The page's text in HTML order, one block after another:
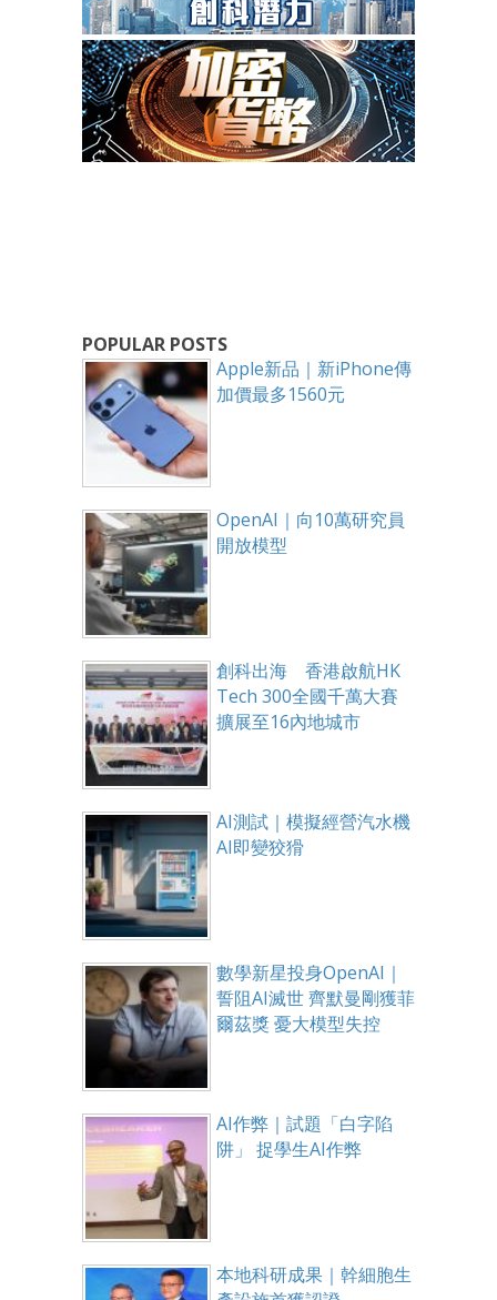
POPULAR POSTS
Apple新品｜新iPhone傳
加價最多1560元
OpenAI｜向10萬研究員
開放模型
創科出海 香港啟航HK
Tech 300全國千萬大賽
擴展至16內地城市
AI測試｜模擬經營汽水機
AI即變狡猾
數學新星投身OpenAI｜
誓阻AI滅世 齊默曼剛獲菲
爾茲獎 憂大模型失控
AI作弊｜試題「白字陷
阱」 捉學生AI作弊
本地科研成果｜幹細胞生